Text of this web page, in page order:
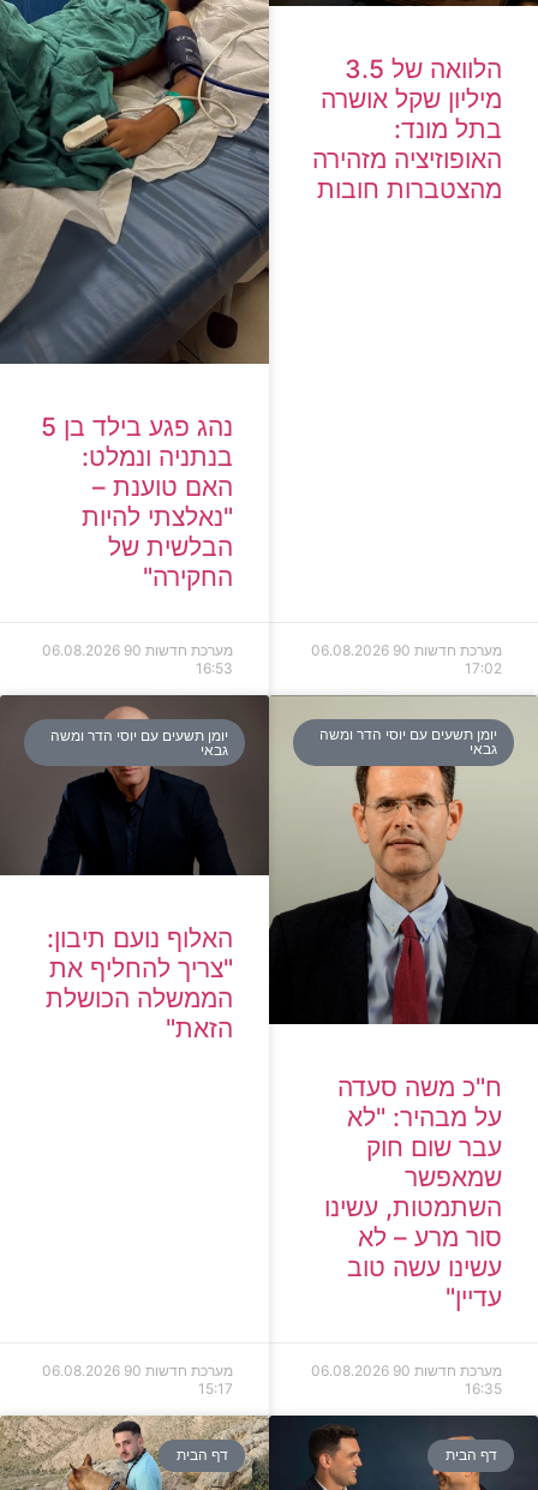
הלוואה של 3.5
מיליון שקל אושרה
בתל מונד:
האופוזיציה מזהירה
מהצטברות חובות
מערכת חדשות 90
06.08.2026
17:02
נהג פגע בילד בן 5
בנתניה ונמלט:
האם טוענת –
"נאלצתי להיות
הבלשית של
החקירה"
מערכת חדשות 90
06.08.2026
16:53
יומן תשעים עם יוסי הדר ומשה
גבאי
ח"כ משה סעדה
על מבהיר: "לא
עבר שום חוק
שמאפשר
השתמטות, עשינו
סור מרע – לא
עשינו עשה טוב
עדיין"
מערכת חדשות 90
06.08.2026
16:35
יומן תשעים עם יוסי הדר ומשה
גבאי
האלוף נועם תיבון:
"צריך להחליף את
הממשלה הכושלת
הזאת"
מערכת חדשות 90
06.08.2026
15:17
דף הבית דף הבית